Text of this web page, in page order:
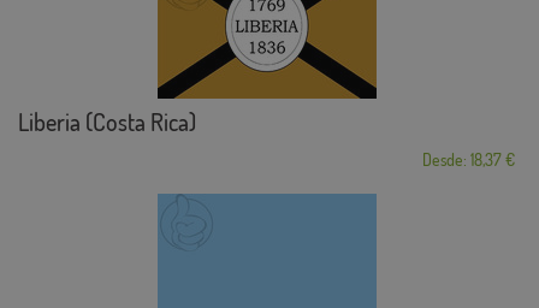
Liberia (Costa Rica)
Desde: 18,37 €